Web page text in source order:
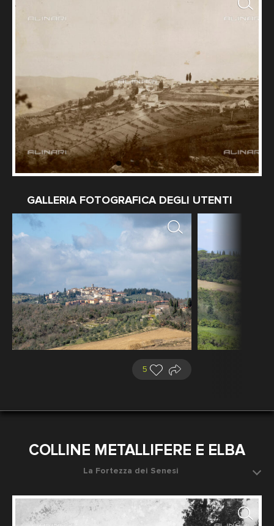
GALLERIA FOTOGRAFICA DEGLI UTENTI
5
COLLINE METALLIFERE E ELBA
La Fortezza dei Senesi
Fotografo: Fratelli Alinari